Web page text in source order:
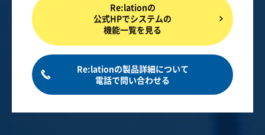
Re:lationの
公式HPでシステムの
機能一覧を見る
Re:lationの製品詳細について
電話で問い合わせる